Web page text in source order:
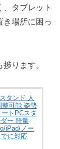
タブレット
き場所に困っ
ります。
タンド 人
整可能 姿勢
トPCスタ
ー 軽量
iPad/ノー
に対応